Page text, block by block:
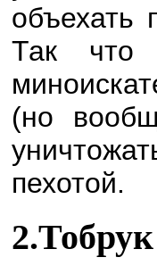
объехать
Так что
(но
пехотой.
2.Тобрук